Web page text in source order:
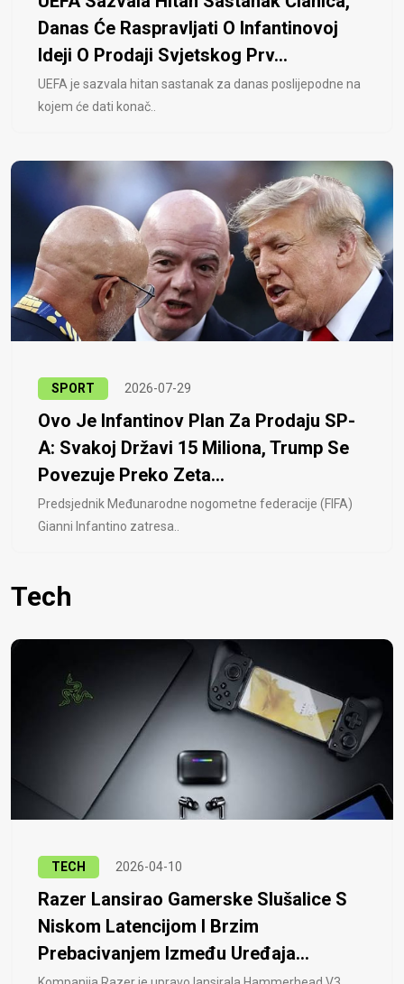
Danas Će Raspravljati O Infantinovoj
Ideji O Prodaji Svjetskog Prv...
UEFA je sazvala hitan sastanak za danas poslijepodne na
kojem će dati konač..
SPORT 2026-07-29
Ovo Je Infantinov Plan Za Prodaju SP-
A: Svakoj Državi 15 Miliona, Trump Se
Povezuje Preko Zeta...
Predsjednik Međunarodne nogometne federacije (FIFA)
Gianni Infantino zatresa..
Tech
TECH 2026-04-10
Razer Lansirao Gamerske Slušalice S
Niskom Latencijom I Brzim
Prebacivanjem Između Uređaja...